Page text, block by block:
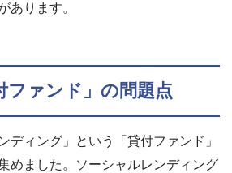
あります。
ファンド」の問題点
ディング」という「貸付ファンド」
めました。ソーシャルレンディング